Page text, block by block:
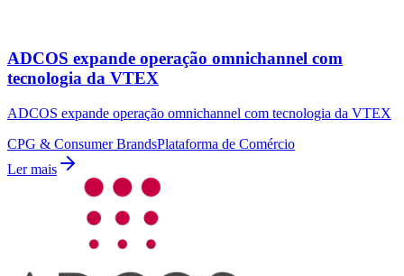
ADCOS expande operação omnichannel com
tecnologia da VTEX
ADCOS expande operação omnichannel com tecnologia da VTEX
CPG & Consumer BrandsPlataforma de Comércio
Ler mais